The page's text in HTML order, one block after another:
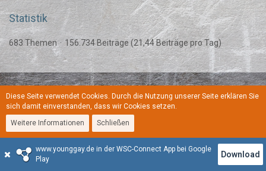
Statistik
683 Themen 156.734 Beiträge (21,44 Beiträge pro Tag)
Regeln Datenschutzerklärung Kontakt
Stil:YoungGay
Community-Software:WoltLab Suite™
www.younggay.de in der WSC-Connect App bei Google
Play
Download
Diese Seite verwendet Cookies. Durch die Nutzung unserer Seite erklären Sie
sich damit einverstanden, dass wir Cookies setzen.
Weitere Informationen
Schließen